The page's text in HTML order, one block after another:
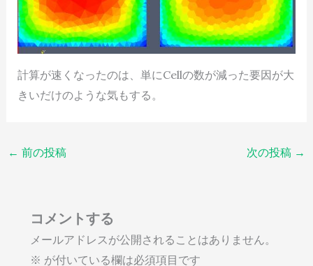
計算が速くなったのは、単にCellの数が減った要因が大
きいだけのような気もする。
← 前の投稿 次の投稿 →
コメントする
メールアドレスが公開されることはありません。
※ が付いている欄は必須項目です